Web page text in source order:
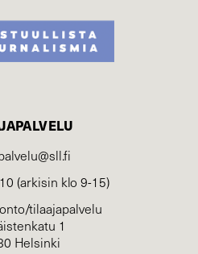
(arkisin klo 9-15)
tilaajapalvelu
1
Helsinki